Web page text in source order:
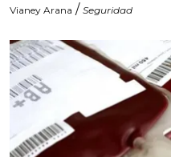
Vianey Arana / Seguridad